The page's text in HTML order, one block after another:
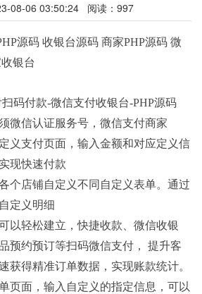
08-06 03:50:24 阅读：997
源码 收银台源码 商家PHP源码 微
银台
码付款-微信支付收银台-PHP源码
微信认证服务号，微信支付商家
义支付页面，输入金额和对应定义信
现快速付款
个店铺自定义不同自定义表单。通过
定义明细
以轻松建立，快捷收款、微信收银
预约预订等扫码微信支付， 提升客
获得精准订单数据，实现账款统计。
页面，输入自定义的指定信息，可以